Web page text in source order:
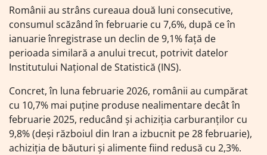
Românii au strâns cureaua două luni consecutive,
consumul scăzând în februarie cu 7,6%, după ce în
ianuarie înregistrase un declin de 9,1% față de
perioada similară a anului trecut, potrivit datelor
Institutului Național de Statistică (INS).
Concret, în luna februarie 2026, românii au cumpărat
cu 10,7% mai puține produse nealimentare decât în
februarie 2025, reducând și achiziția carburanților cu
9,8% (deși războiul din Iran a izbucnit pe 28 februarie),
achiziția de băuturi și alimente fiind redusă cu 2,3%.